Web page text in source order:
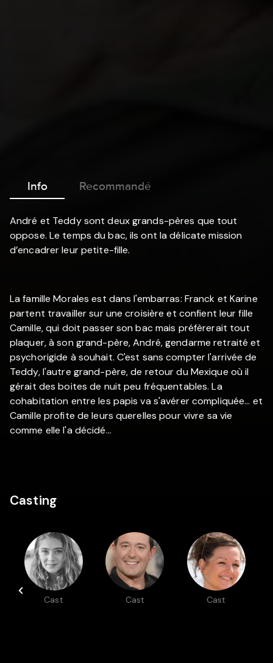
Info Recommandé
André et Teddy sont deux grands-pères que tout
oppose. Le temps du bac, ils ont la délicate mission
d’encadrer leur petite-fille.
La famille Morales est dans l'embarras: Franck et Karine
partent travailler sur une croisière et confient leur fille
Camille, qui doit passer son bac mais préfèrerait tout
plaquer, à son grand-père, André, gendarme retraité et
psychorigide à souhait. C'est sans compter l'arrivée de
Teddy, l'autre grand-père, de retour du Mexique où il
gérait des boites de nuit peu fréquentables. La
cohabitation entre les papis va s'avérer compliquée... et
Camille profite de leurs querelles pour vivre sa vie
comme elle l'a décidé...
Casting
Cast Cast Cast